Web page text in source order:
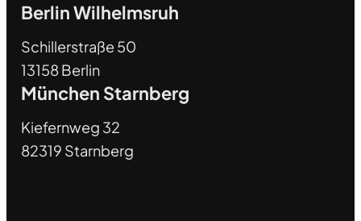
Berlin Wilhelmsruh
Schillerstraße 50
13158 Berlin
München Starnberg
Kiefernweg 32
82319 Starnberg